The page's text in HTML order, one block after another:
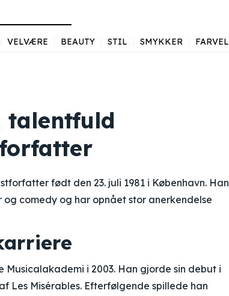
VELVÆRE BEAUTY STIL SMYKKER FARVEL
talentfuld
født den 23. juli 1981 i København. Han
comedy og har opnået stor anerkendelse
i 2003. Han gjorde sin debut i
Les Misérables. Efterfølgende spillede han